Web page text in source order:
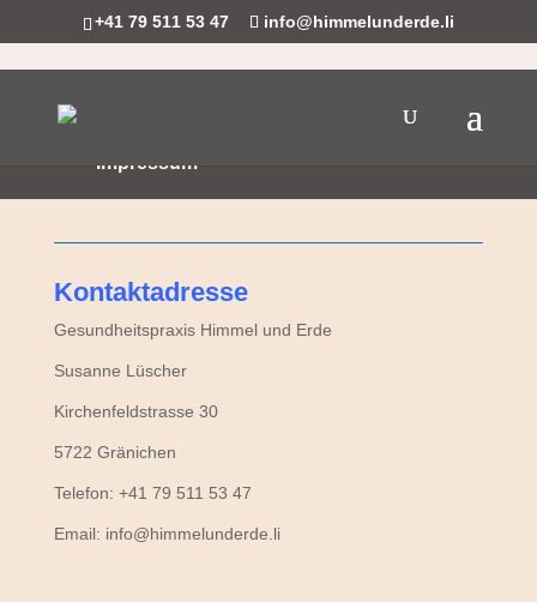
+41 79 511 53 47 info@himmelunderde.li
Impressum
Kontaktadresse
Gesundheitspraxis Himmel und Erde
Susanne Lüscher
Kirchenfeldstrasse 30
5722 Gränichen
Telefon: +41 79 511 53 47
Email: info@himmelunderde.li